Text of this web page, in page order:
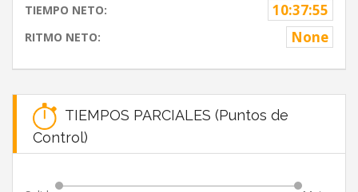
TIEMPO NETO: 10:37:55
RITMO NETO: None
TIEMPOS PARCIALES (Puntos de
Control)